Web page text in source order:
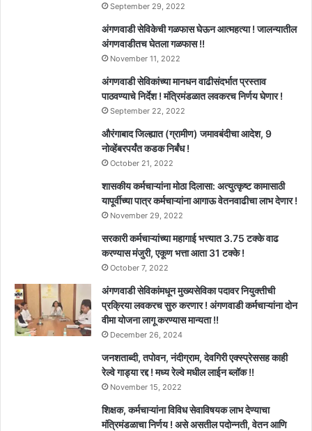
September 29, 2022
अंगणवाडी सेविकेची गळफास घेऊन आत्महत्या ! जालन्यातील
अंगणवाडीतच घेतला गळफास !!
November 11, 2022
अंगणवाडी सेविकांच्या मानधन वाढीसंदर्भात प्रस्ताव
पाठवण्याचे निर्देश ! मंत्रिमंडळात लवकरच निर्णय घेणार !
September 22, 2022
औरंगाबाद जिल्ह्यात (ग्रामीण) जमावबंदीचा आदेश, 9
नोव्हेंबरपर्यंत कडक निर्बंध !
October 21, 2022
शासकीय कर्मचाऱ्यांना मोठा दिलासा: अत्युत्कृष्ट कामासाठी
यापूर्वीच्या पात्र कर्मचाऱ्यांना आगाऊ वेतनवाढीचा लाभ देणार !
November 29, 2022
सरकारी कर्मचाऱ्यांच्या महागाई भत्त्यात 3.75 टक्के वाढ
करण्यास मंजुरी, एकूण भत्ता आता 31 टक्के !
October 7, 2022
अंगणवाडी सेविकांमधून मुख्यसेविका पदावर नियुक्तीची
प्रक्रिया लवकरच सुरु करणार ! अंगणवाडी कर्मचाऱ्यांना दोन
वीमा योजना लागू करण्यास मान्यता !!
December 26, 2024
जनशताब्दी, तपोवन, नंदीग्राम, देवगिरी एक्स्प्रेससह काही
रेल्वे गाड्या रद्द ! मध्य रेल्वे मधील लाईन ब्लॉक !!
November 15, 2022
शिक्षक, कर्मचाऱ्यांना विविध सेवाविषयक लाभ देण्याचा
मंत्रिमंडळाचा निर्णय ! असे असतील पदोन्नती, वेतन आणि